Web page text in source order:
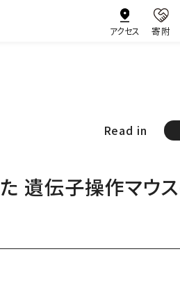
アクセス 寄附
Read in
遺伝子操作マウ